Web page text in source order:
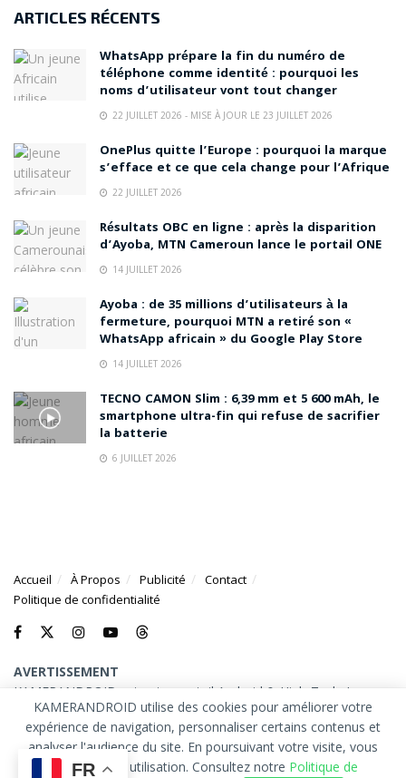
ARTICLES RÉCENTS
WhatsApp prépare la fin du numéro de
téléphone comme identité : pourquoi les
noms d’utilisateur vont tout changer
22 JUILLET 2026 - MISE À JOUR LE 23 JUILLET 2026
OnePlus quitte l’Europe : pourquoi la marque
s’efface et ce que cela change pour l’Afrique
22 JUILLET 2026
Résultats OBC en ligne : après la disparition
d’Ayoba, MTN Cameroun lance le portail ONE
14 JUILLET 2026
Ayoba : de 35 millions d’utilisateurs à la
fermeture, pourquoi MTN a retiré son «
WhatsApp africain » du Google Play Store
14 JUILLET 2026
TECNO CAMON Slim : 6,39 mm et 5 600 mAh, le
smartphone ultra-fin qui refuse de sacrifier
la batterie
6 JUILLET 2026
Accueil À Propos Publicité
Contact
Politique de confidentialité
AVERTISSEMENT
KAMERANDROID est votre portail Android & High-Tech. Les
marques et logos mentionnés sur ce site appartiennent à leurs
propriétaires respectifs.
© 2026KAMERANDROID. Tous droits réservés.
FR
KAMERANDROID utilise des cookies pour améliorer votre
expérience de navigation, personnaliser certains contenus et
analyser l'audience du site. En poursuivant votre visite, vous
acceptez leur utilisation. Consultez notre Politique de